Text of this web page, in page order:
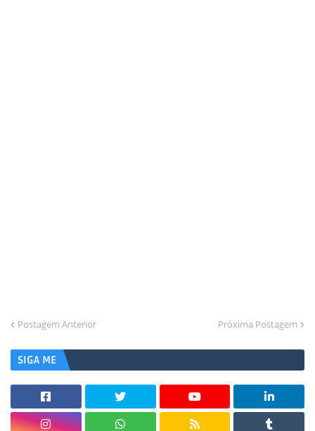
Postagem Anterior Próxima Postagem
SIGA ME